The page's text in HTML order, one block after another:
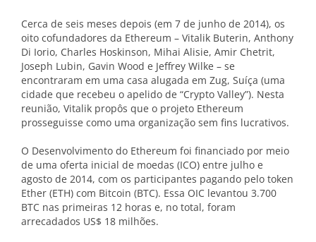
Cerca de seis meses depois (em 7 de junho de 2014), os
oito cofundadores da Ethereum – Vitalik Buterin, Anthony
Di Iorio, Charles Hoskinson, Mihai Alisie, Amir Chetrit,
Joseph Lubin, Gavin Wood e Jeffrey Wilke – se
encontraram em uma casa alugada em Zug, Suíça (uma
cidade que recebeu o apelido de “Crypto Valley”). Nesta
reunião, Vitalik propôs que o projeto Ethereum
prosseguisse como uma organização sem fins lucrativos.
O Desenvolvimento do Ethereum foi financiado por meio
de uma oferta inicial de moedas (ICO) entre julho e
agosto de 2014, com os participantes pagando pelo token
Ether (ETH) com Bitcoin (BTC). Essa OIC levantou 3.700
BTC nas primeiras 12 horas e, no total, foram
arrecadados US$ 18 milhões.